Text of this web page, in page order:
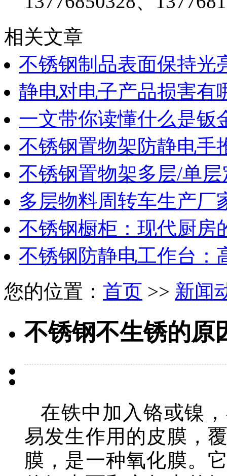
相关文章
不锈钢制品表面保持光
静电对电子产品损害有
一文带你读懂什么是钣
不锈钢置物架防静电手
不锈钢置物架多层/单
多层物料周转车生产厂
不锈钢橱柜：现代厨房
不锈钢防静电工作台：
您的位置： 首页 >> 新闻
不锈钢不生锈的原
在铁中加入铬或镍
易发生作用的皮膜，
膜，是一种氧化膜。